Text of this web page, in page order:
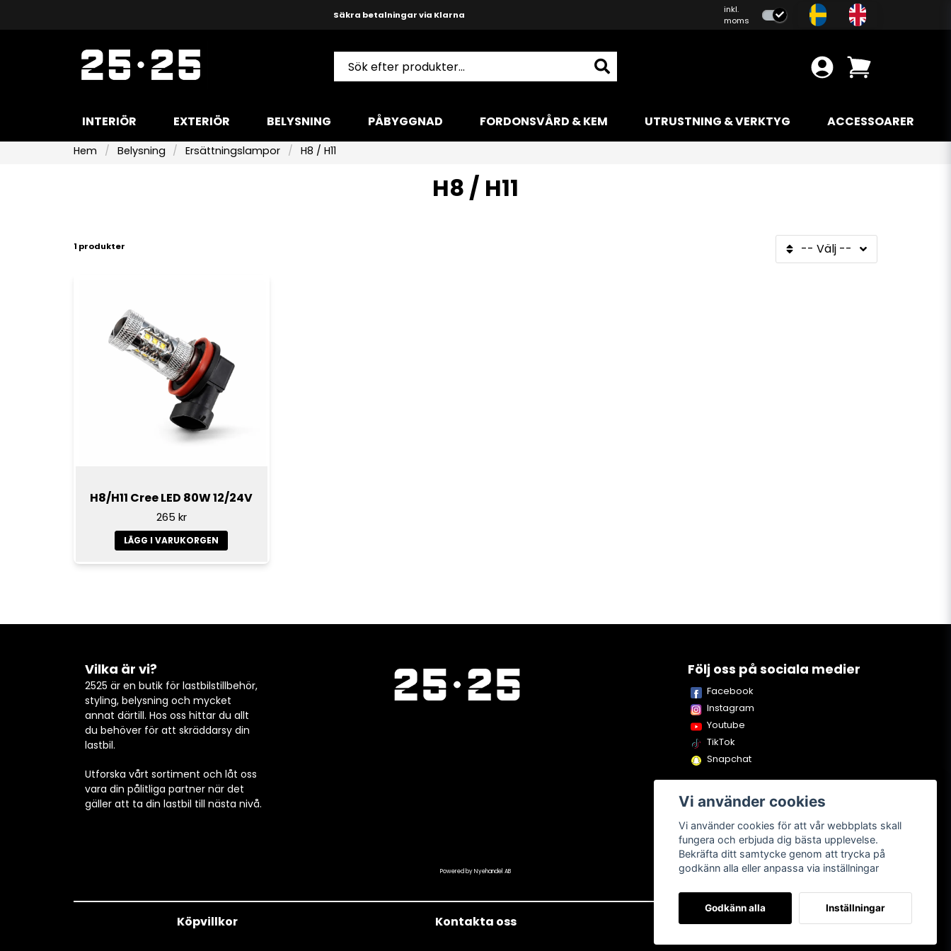
Säkra betalningar via Klarna
Produktkunnig och hjälpsam support
inkl.
moms
INTERIÖR EXTERIÖR BELYSNING PÅBYGGNAD FORDONSVÅRD & KEM UTRUSTNING & VERKTYG ACCESSOARER
Hem Belysning Ersättningslampor H8 / H11
H8 / H11
1 produkter -- Välj --
H8/H11 Cree LED 80W 12/24V
265 kr
LÄGG I VARUKORGEN
Vilka är vi?
2525 är en butik för lastbilstillbehör,
styling, belysning och mycket
annat därtill. Hos oss hittar du allt
du behöver för att skräddarsy din
lastbil.
Utforska vårt sortiment och låt oss
vara din pålitliga partner när det
gäller att ta din lastbil till nästa nivå.
Följ oss på sociala medier
Facebook
Instagram
Youtube
TikTok
Snapchat
Powered by Nyehandel AB
Köpvillkor Kontakta oss Om oss
Vi använder cookies
Vi använder cookies för att vår webbplats skall
fungera och erbjuda dig bästa upplevelse.
Bekräfta ditt samtycke genom att trycka på
godkänn alla eller anpassa via inställningar
Godkänn alla Inställningar